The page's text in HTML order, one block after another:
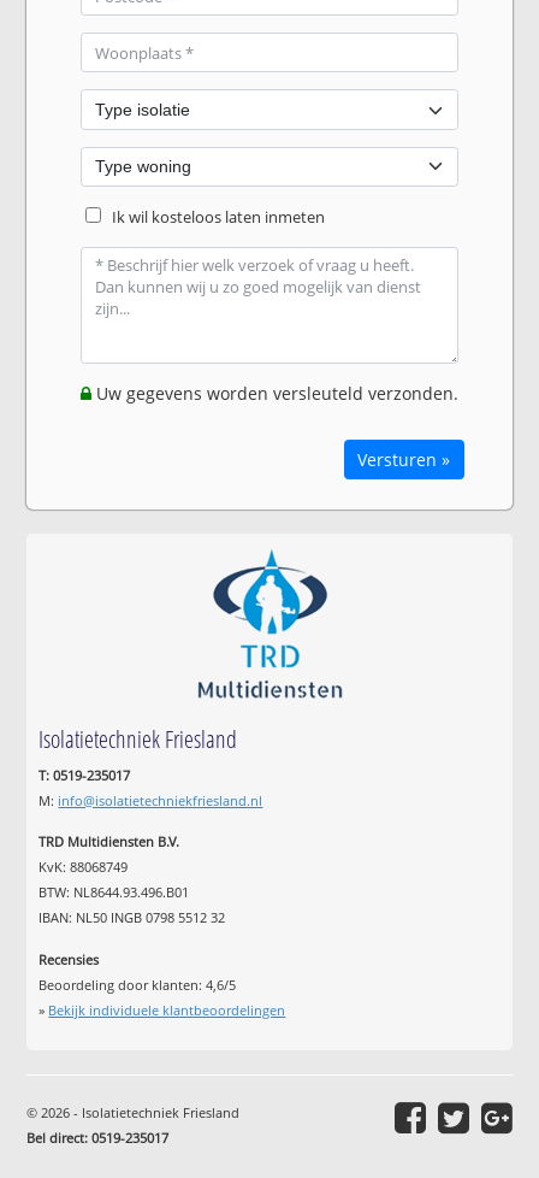
Ik wil kosteloos laten inmeten
Uw gegevens worden versleuteld verzonden.
Versturen »
Isolatietechniek Friesland
T: 0519-235017
M: info@isolatietechniekfriesland.nl
TRD Multidiensten B.V.
KvK: 88068749
BTW: NL8644.93.496.B01
IBAN: NL50 INGB 0798 5512 32
Recensies
Beoordeling door klanten:4,6/5
» Bekijk individuele klantbeoordelingen
© 2026 - Isolatietechniek Friesland
Bel direct: 0519-235017